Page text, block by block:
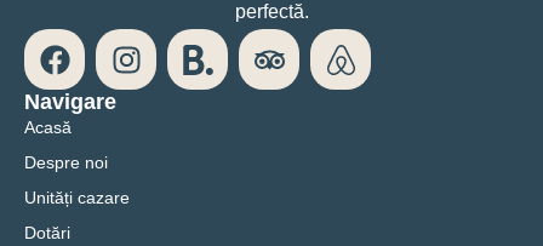
perfectă.
Navigare
Acasă
Despre noi
Unități cazare
Dotări